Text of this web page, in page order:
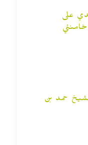
على
حمد بن